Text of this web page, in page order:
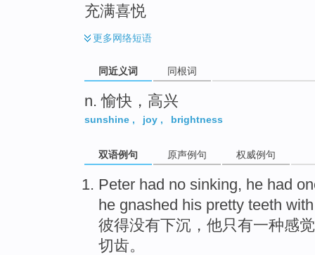
充满喜悦
更多网络短语
同近义词 同根词
n. 愉快，高兴
sunshine , joy , brightness
双语例句 原声例句 权威例句
Peter had no sinking, he had
he gnashed his pretty teeth
彼得没有下沉 ， 他只有一种感觉
切齿。